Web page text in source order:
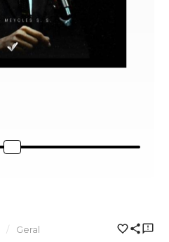
Geral